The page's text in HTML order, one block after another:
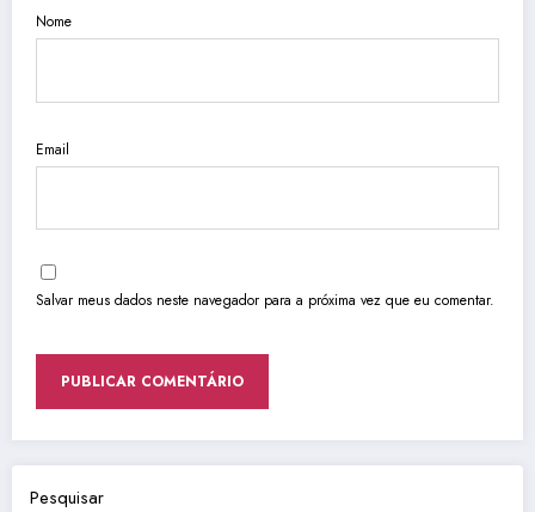
Nome
Email
Salvar meus dados neste navegador para a próxima vez que eu comentar.
Pesquisar